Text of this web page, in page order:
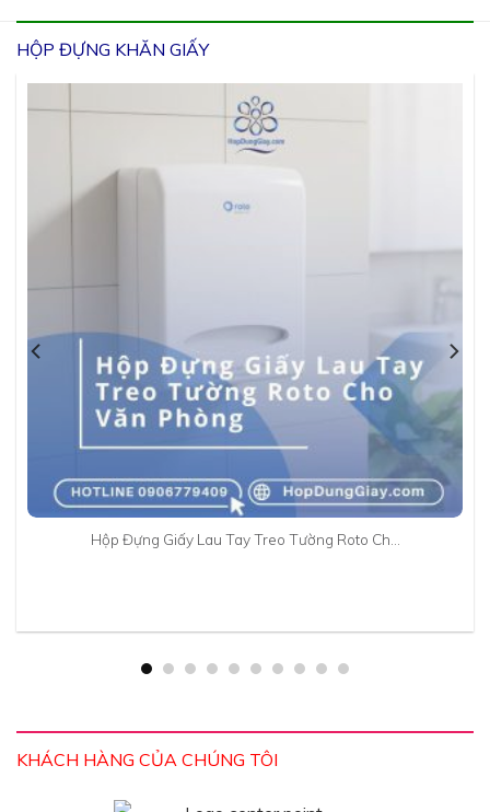
HỘP ĐỰNG KHĂN GIẤY
Hộp Đựng Giấy Lau Tay Treo Tường Roto Ch…
KHÁCH HÀNG CỦA CHÚNG TÔI